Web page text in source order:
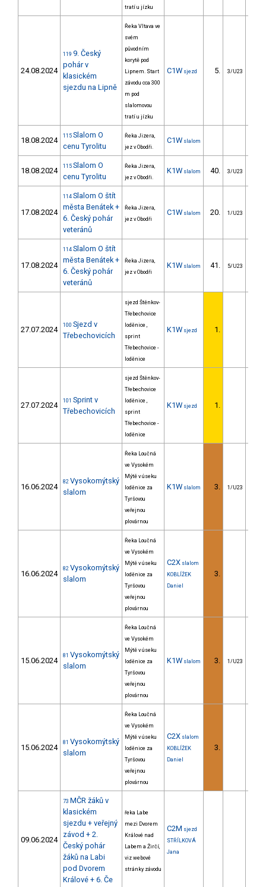
tratí u jízku
24.08.2024
119 9. Český
pohár v
klasickém
sjezdu na Lipně
Řeka Vltava ve
svém
původním
korytě pod
Lipnem. Start
závodu cca 300
m pod
slalomovou
tratí u jízku
C1W sjezd 5. 3/U23
18.08.2024 115 Slalom O
cenu Tyrolitu
Řeka Jizera,
jez v Obodři.
C1W slalom
18.08.2024 115 Slalom O
cenu Tyrolitu
Řeka Jizera,
jez v Obodři.
K1W slalom 40. 3/U23
17.08.2024
114 Slalom O štít
města Benátek +
6. Český pohár
veteránů
Řeka Jizera,
jez v Obodři
C1W slalom 20. 1/U23
17.08.2024
114 Slalom O štít
města Benátek +
6. Český pohár
veteránů
Řeka Jizera,
jez v Obodři
K1W slalom 41. 5/U23
27.07.2024 100 Sjezd v
Třebechovicích
sjezd Štěnkov-
Třebechovice
loděnice ,
sprint
Třebechovice -
loděnice
K1W sjezd 1.
27.07.2024 101 Sprint v
Třebechovicích
sjezd Štěnkov-
Třebechovice
loděnice ,
sprint
Třebechovice -
loděnice
K1W sjezd 1.
16.06.2024
82 Vysokomýtský
slalom
Řeka Loučná
ve Vysokém
Mýtě v úseku
loděnice za
Tyršovou
veřejnou
plovárnou
K1W slalom 3. 1/U23
16.06.2024
82 Vysokomýtský
slalom
Řeka Loučná
ve Vysokém
Mýtě v úseku
loděnice za
Tyršovou
veřejnou
plovárnou
C2X slalom
KOBLÍŽEK
Daniel
3.
15.06.2024
81 Vysokomýtský
slalom
Řeka Loučná
ve Vysokém
Mýtě v úseku
loděnice za
Tyršovou
veřejnou
plovárnou
K1W slalom 3. 1/U23
15.06.2024
81 Vysokomýtský
slalom
Řeka Loučná
ve Vysokém
Mýtě v úseku
loděnice za
Tyršovou
veřejnou
plovárnou
C2X slalom
KOBLÍŽEK
Daniel
3.
09.06.2024
73 MČR žáků v
klasickém
sjezdu + veřejný
závod + 2.
Český pohár
žáků na Labi
pod Dvorem
Králové + 6. Če
řeka Labe
mezi Dvorem
Králové nad
Labem a Žirčí,
viz webové
stránky závodu
C2M sjezd
STŘÍLKOVÁ
Jana